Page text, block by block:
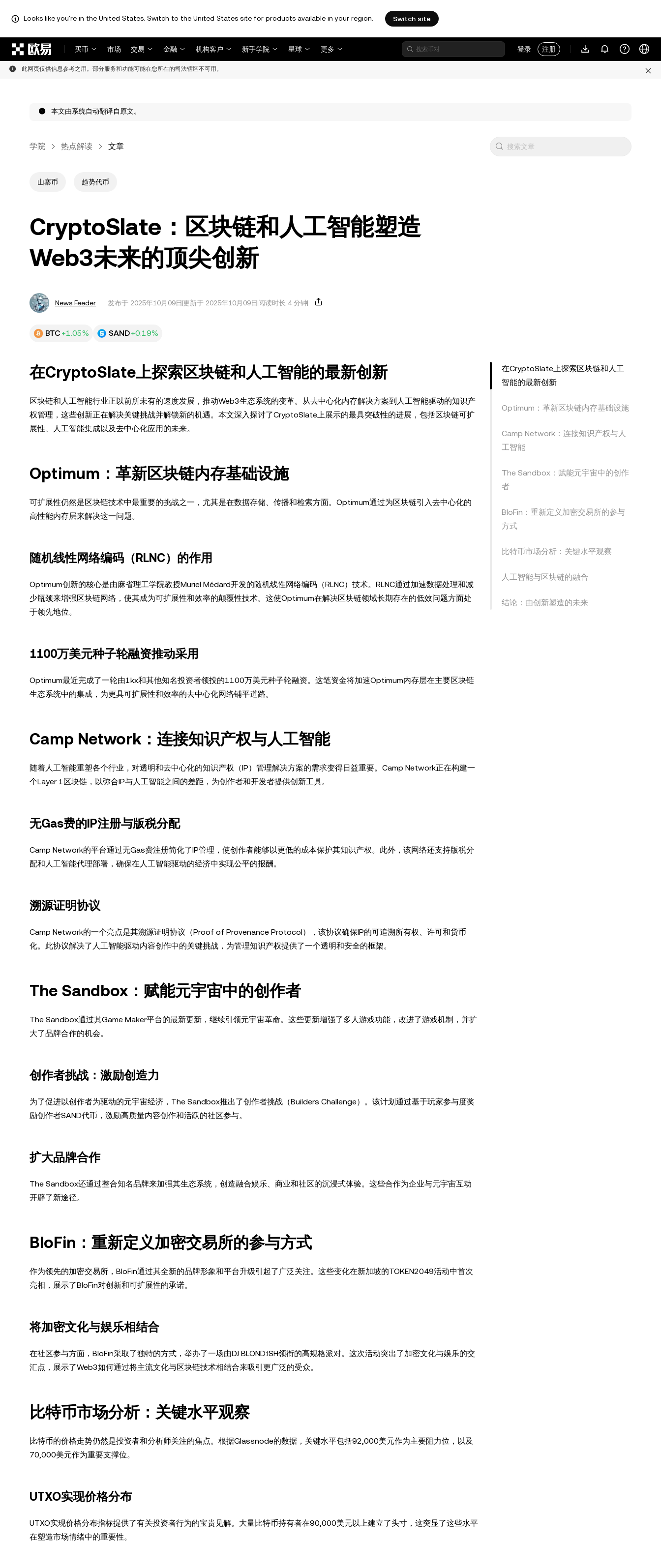
Looks like you're in the United States. Switch to the United States site for products available in your region. Switch site
买币
市场 交易 金融 机构客户 新手学院 星球 更多 登录 注册
此网页仅供信息参考之用。部分服务和功能可能在您所在的司法辖区不可用。
本文由系统自动翻译自原文。
学院 热点解读 文章
山寨币 趋势代币
CryptoSlate：区块链和人工智能塑造
Web3未来的顶尖创新
News Feeder 发布于 2025年10月09日 更新于 2025年10月09日 阅读时长 4 分钟
BTC +1.05% SAND+0.19%
在CryptoSlate上探索区块链和人工智能的最新创新
区块链和人工智能行业正以前所未有的速度发展，推动Web3生态系统的变革。从去中心化内存解决方案到人工智能驱动的知识产
权管理，这些创新正在解决关键挑战并解锁新的机遇。本文深入探讨了CryptoSlate上展示的最具突破性的进展，包括区块链可扩
展性、人工智能集成以及去中心化应用的未来。
Optimum：革新区块链内存基础设施
可扩展性仍然是区块链技术中最重要的挑战之一，尤其是在数据存储、传播和检索方面。Optimum通过为区块链引入去中心化的
高性能内存层来解决这一问题。
随机线性网络编码（RLNC）的作用
Optimum创新的核心是由麻省理工学院教授Muriel Médard开发的随机线性网络编码（RLNC）技术。RLNC通过加速数据处理和减
少瓶颈来增强区块链网络，使其成为可扩展性和效率的颠覆性技术。这使Optimum在解决区块链领域长期存在的低效问题方面处
于领先地位。
1100万美元种子轮融资推动采用
Optimum最近完成了一轮由1kx和其他知名投资者领投的1100万美元种子轮融资。这笔资金将加速Optimum内存层在主要区块链
生态系统中的集成，为更具可扩展性和效率的去中心化网络铺平道路。
Camp Network：连接知识产权与人工智能
随着人工智能重塑各个行业，对透明和去中心化的知识产权（IP）管理解决方案的需求变得日益重要。Camp Network正在构建一
个Layer 1区块链，以弥合IP与人工智能之间的差距，为创作者和开发者提供创新工具。
无Gas费的IP注册与版税分配
Camp Network的平台通过无Gas费注册简化了IP管理，使创作者能够以更低的成本保护其知识产权。此外，该网络还支持版税分
配和人工智能代理部署，确保在人工智能驱动的经济中实现公平的报酬。
溯源证明协议
Camp Network的一个亮点是其溯源证明协议（Proof of Provenance Protocol），该协议确保IP的可追溯所有权、许可和货币
化。此协议解决了人工智能驱动内容创作中的关键挑战，为管理知识产权提供了一个透明和安全的框架。
The Sandbox：赋能元宇宙中的创作者
The Sandbox通过其Game Maker平台的最新更新，继续引领元宇宙革命。这些更新增强了多人游戏功能，改进了游戏机制，并扩
大了品牌合作的机会。
创作者挑战：激励创造力
为了促进以创作者为驱动的元宇宙经济，The Sandbox推出了创作者挑战（Builders Challenge）。该计划通过基于玩家参与度奖
励创作者SAND代币，激励高质量内容创作和活跃的社区参与。
扩大品牌合作
The Sandbox还通过整合知名品牌来加强其生态系统，创造融合娱乐、商业和社区的沉浸式体验。这些合作为企业与元宇宙互动
开辟了新途径。
BloFin：重新定义加密交易所的参与方式
作为领先的加密交易所，BloFin通过其全新的品牌形象和平台升级引起了广泛关注。这些变化在新加坡的TOKEN2049活动中首次
亮相，展示了BloFin对创新和可扩展性的承诺。
将加密文化与娱乐相结合
在社区参与方面，BloFin采取了独特的方式，举办了一场由DJ BLOND:ISH领衔的高规格派对。这次活动突出了加密文化与娱乐的交
汇点，展示了Web3如何通过将主流文化与区块链技术相结合来吸引更广泛的受众。
比特币市场分析：关键水平观察
比特币的价格走势仍然是投资者和分析师关注的焦点。根据Glassnode的数据，关键水平包括92,000美元作为主要阻力位，以及
70,000美元作为重要支撑位。
UTXO实现价格分布
UTXO实现价格分布指标提供了有关投资者行为的宝贵见解。大量比特币持有者在90,000美元以上建立了头寸，这突显了这些水平
在塑造市场情绪中的重要性。
在CryptoSlate上探索区块链和人工
智能的最新创新
Optimum：革新区块链内存基础设施
Camp Network：连接知识产权与人
工智能
The Sandbox：赋能元宇宙中的创作
者
BloFin：重新定义加密交易所的参与
方式
比特币市场分析：关键水平观察
人工智能与区块链的融合
结论：由创新塑造的未来